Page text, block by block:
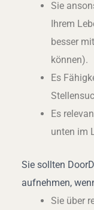
Sie
Ihrem
besser
können).
Es
Es
unten im
Sie sollten
aufnehmen,
Sie über